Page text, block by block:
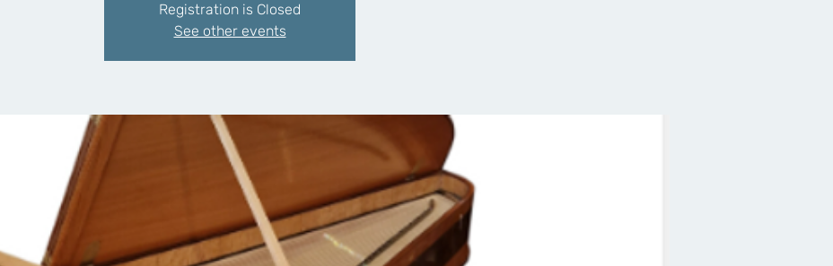
Registration is Closed
See other events